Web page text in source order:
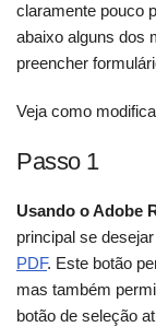
claramente pouco
abaixo alguns dos
preencher
Veja como
Passo 1
Usando o Adobe
principal se
PDF. Este botão
mas também
botão de seleção